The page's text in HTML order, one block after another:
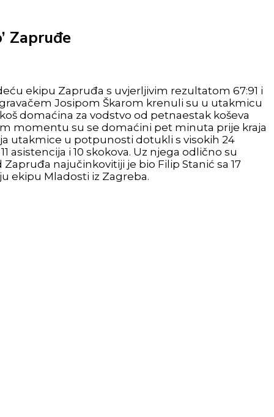
Zapruđe
ekipu Zapruđa s uvjerljivim rezultatom 67:91 i
Josipom Škarom krenuli su u utakmicu
domaćina za vodstvo od petnaestak koševa
momentu su se domaćini pet minuta prije kraja
utakmice u potpunosti dotukli s visokih 24
asistencija i 10 skokova. Uz njega odlično su
Zapruđa najučinkovitiji je bio Filip Stanić sa 17
ekipu Mladosti iz Zagreba.